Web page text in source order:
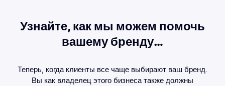
Узнайте, как мы можем помочь
вашему бренду…
Теперь, когда клиенты все чаще выбирают ваш бренд.
Вы как владелец этого бизнеса также должны